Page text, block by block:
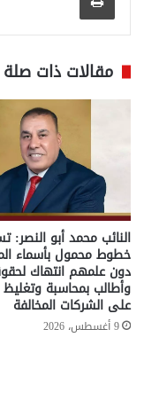
مقالات ذات صلة
النائب محمد أبو النصر:
خطوط محمول بأسماء
دون علمهم انتهاك
وأطالب بمحاسبة وتغليظ
على الشركات المخالفة
9 أغسطس، 2026